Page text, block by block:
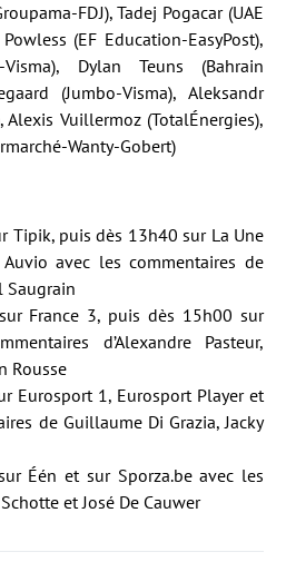
FDJ), Tadej Pogacar (UAE
(EF Education-EasyPost),
Dylan Teuns (Bahrain
(Jumbo-Visma), Aleksandr
Alexis Vuillermoz (TotalÉnergies),
Wanty-Gobert)
Tipik, puis dès 13h40 sur La Une
avec les commentaires de
Saugrain
France 3, puis dès 15h00 sur
d’Alexandre Pasteur,
Rousse
Eurosport 1, Eurosport Player et
de Guillaume Di Grazia, Jacky
Één et sur Sporza.be avec les
et José De Cauwer